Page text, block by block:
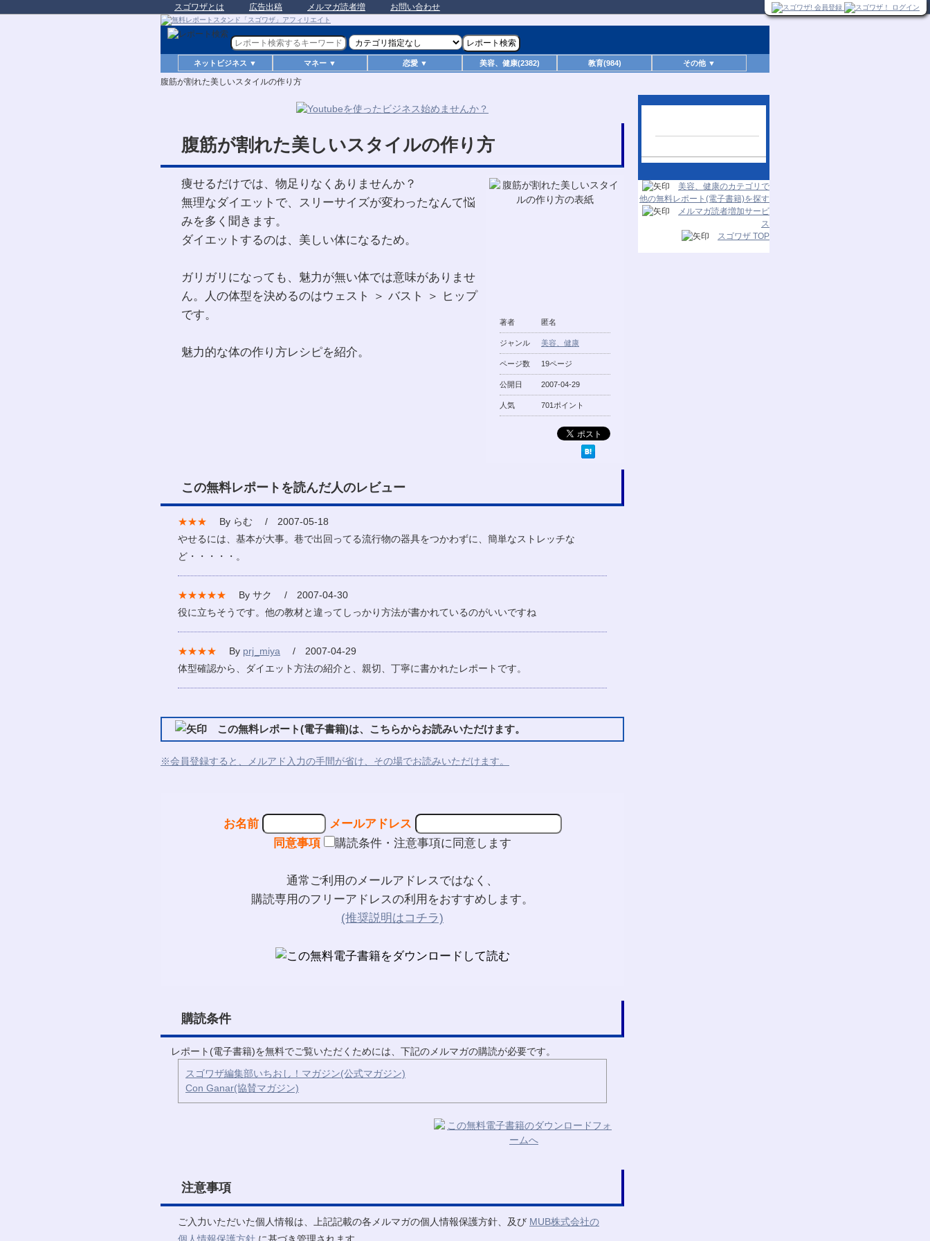
スゴワザとは 広告出稿 メルマガ読者増 お問い合わせ
ネットビジネス ▼ マネー ▼ 恋愛 ▼ 美容、健康(2382) 教育(984) その他 ▼
腹筋が割れた美しいスタイルの作り方
腹筋が割れた美しいスタイルの作り方
著者 匿名
ジャンル 美容、健康
ページ数 19ページ
公開日 2007-04-29
人気 701ポイント
痩せるだけでは、物足りなくありませんか？
無理なダイエットで、スリーサイズが変わったなんて悩
みを多く聞きます。
ダイエットするのは、美しい体になるため。
ガリガリになっても、魅力が無い体では意味がありませ
ん。人の体型を決めるのはウェスト ＞ バスト ＞ ヒップ
です。
魅力的な体の作り方レシピを紹介。
この無料レポートを読んだ人のレビュー
★★★
By らむ / 2007-05-18
やせるには、基本が大事。巷で出回ってる流行物の器具をつかわずに、簡単なストレッチな
ど・・・・・。
★★★★★
By サク / 2007-04-30
役に立ちそうです。他の教材と違ってしっかり方法が書かれているのがいいですね
★★★★ By prj_miya / 2007-04-29
体型確認から、ダイエット方法の紹介と、親切、丁寧に書かれたレポートです。
この無料レポート(電子書籍)は、こちらからお読みいただけます。
※会員登録すると、メルアド入力の手間が省け、その場でお読みいただけます。
お名前
メールアドレス
同意事項
購読条件・注意事項に同意します
通常ご利用のメールアドレスではなく、
購読専用のフリーアドレスの利用をおすすめします。
(推奨説明はコチラ)
購読条件
レポート(電子書籍)を無料でご覧いただくためには、下記のメルマガの購読が必要です。
スゴワザ編集部いちおし！マガジン(公式マガジン)
Con Ganar(協賛マガジン)
注意事項
ご入力いただいた個人情報は、上記記載の各メルマガの個人情報保護方針、及び MUB株式会社の
美容、健康のカテゴリで
他の無料レポート(電子書籍)を探す
メルマガ読者増加サービ
ス
スゴワザ TOP